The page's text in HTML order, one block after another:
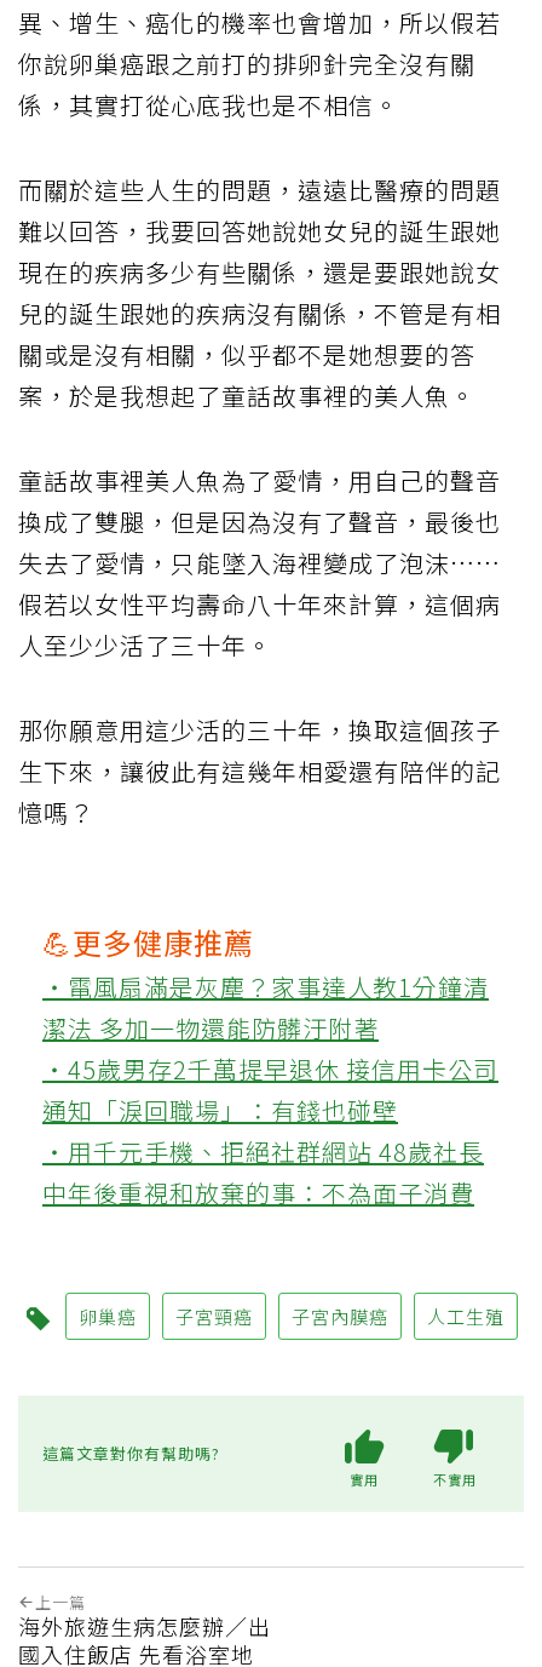
異、增生、癌化的機率也會增加，所以假若
你說卵巢癌跟之前打的排卵針完全沒有關
係，其實打從心底我也是不相信。
而關於這些人生的問題，遠遠比醫療的問題
難以回答，我要回答她說她女兒的誕生跟她
現在的疾病多少有些關係，還是要跟她說女
兒的誕生跟她的疾病沒有關係，不管是有相
關或是沒有相關，似乎都不是她想要的答
案，於是我想起了童話故事裡的美人魚。
童話故事裡美人魚為了愛情，用自己的聲音
換成了雙腿，但是因為沒有了聲音，最後也
失去了愛情，只能墜入海裡變成了泡沫……
假若以女性平均壽命八十年來計算，這個病
人至少少活了三十年。
那你願意用這少活的三十年，換取這個孩子
生下來，讓彼此有這幾年相愛還有陪伴的記
憶嗎？
💪更多健康推薦
‧電風扇滿是灰塵？家事達人教1分鐘清
潔法 多加一物還能防髒汙附著
‧45歲男存2千萬提早退休 接信用卡公司
通知「淚回職場」：有錢也碰壁
‧用千元手機、拒絕社群網站 48歲社長
中年後重視和放棄的事：不為面子消費
卵巢癌 子宮頸癌 子宮內膜癌 人工生殖
這篇文章對你有幫助嗎?
實用 不實用
上一篇
海外旅遊生病怎麼辦／出
國入住飯店 先看浴室地